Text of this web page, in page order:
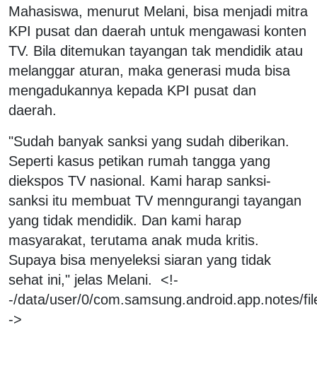
Mahasiswa, menurut Melani, bisa menjadi mitra
KPI pusat dan daerah untuk mengawasi konten
TV. Bila ditemukan tayangan tak mendidik atau
melanggar aturan, maka generasi muda bisa
mengadukannya kepada KPI pusat dan
daerah.
"Sudah banyak sanksi yang sudah diberikan.
Seperti kasus petikan rumah tangga yang
diekspos TV nasional. Kami harap sanksi-
sanksi itu membuat TV menngurangi tayangan
yang tidak mendidik. Dan kami harap
masyarakat, terutama anak muda kritis.
Supaya bisa menyeleksi siaran yang tidak
sehat ini," jelas Melani. <!-
-/data/user/0/com.samsung.android.app.notes/
->